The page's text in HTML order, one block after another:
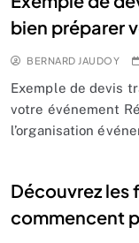
bien préparer
BERNARD JAUDOY
Exemple de devis
votre événement
l’organisation
Découvrez les
commencent